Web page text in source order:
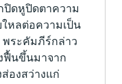
ดหูปิดตาความ
ใหลต่อความเป็น
ระคัมภีร์กล่าว
ฟื้นขึ้นมาจาก
องสว่างแก่​